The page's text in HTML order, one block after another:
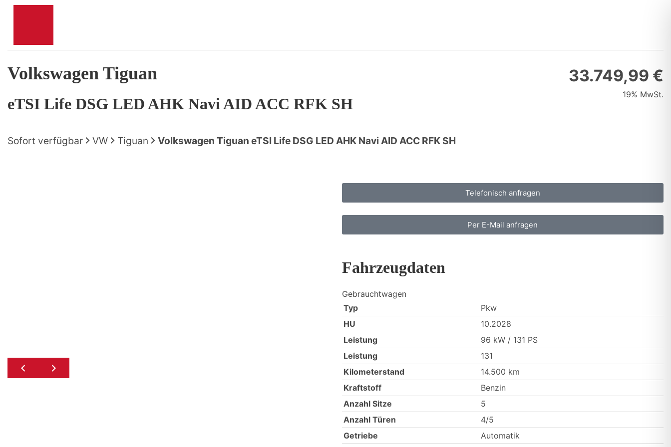
Volkswagen Tiguan
eTSI Life DSG LED AHK Navi AID ACC RFK SH
33.749,99 €
19% MwSt.
Sofort verfügbar VW Tiguan Volkswagen Tiguan eTSI Life DSG LED AHK Navi AID ACC RFK SH
Telefonisch anfragen
Per E-Mail anfragen
Fahrzeugdaten
Gebrauchtwagen
Typ
Pkw
HU
10.2028
Leistung
96 kW / 131 PS
Leistung
131
Kilometerstand
14.500 km
Kraftstoff
Benzin
Anzahl Sitze
5
Anzahl Türen
4/5
Getriebe
Automatik